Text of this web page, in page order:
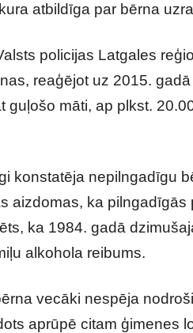
atbildīga par bērna
policijas Latgales
reaģējot uz 2015.
guļošo māti, ap plkst.
konstatēja nepilngadīgu
aizdomas, ka
ka 1984. gadā
alkohola reibums.
vecāki nespēja
aprūpē citam ģimenes